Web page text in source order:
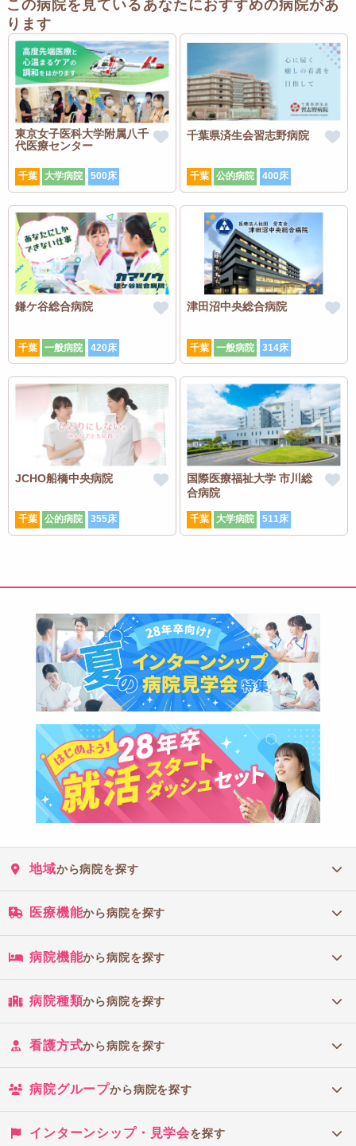
この病院を見ているあなたにおすすめの病院があ
ります
東京女子医科大学附属八千
代医療センター
千葉 大学病院 500床
千葉県済生会習志野病院
千葉 公的病院 400床
鎌ケ谷総合病院
千葉 一般病院 420床
津田沼中央総合病院
千葉 一般病院 314床
JCHO船橋中央病院
千葉 公的病院 355床
国際医療福祉大学 市川総
合病院
千葉 大学病院 511床
地域から病院を探す
医療機能から病院を探す
病院機能から病院を探す
病院種類から病院を探す
看護方式から病院を探す
病院グループから病院を探す
インターンシップ・見学会を探す